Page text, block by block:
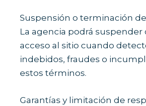
Suspensión o terminación
La agencia podrá suspender
acceso al sitio cuando
indebidos, fraudes o
estos términos.
Garantías y limitación de